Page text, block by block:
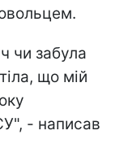
чи забула
що мій
- написав